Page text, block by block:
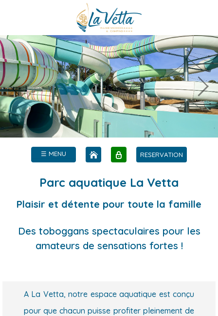
☰ MENU RESERVATION
Parc aquatique La Vetta
Plaisir et détente pour toute la famille
Des toboggans spectaculaires pour les
amateurs de sensations fortes !
A La Vetta, notre espace aquatique est conçu
pour que chacun puisse profiter pleinement de